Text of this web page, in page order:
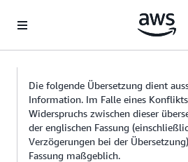
Überspringen zum Hauptinhalt
Die folgende Übersetzung dient
Information. Im Falle eines
Widerspruchs zwischen dieser
der englischen Fassung
Verzögerungen bei der
Fassung maßgeblich.